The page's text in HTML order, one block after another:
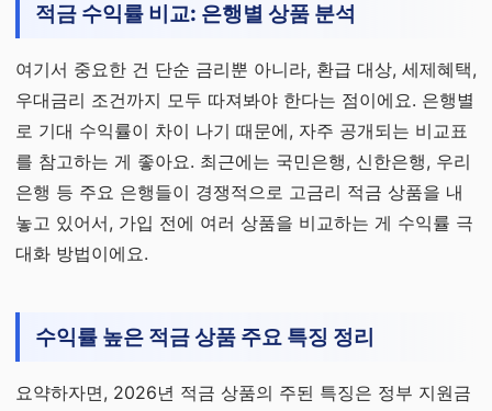
적금 수익률 비교: 은행별 상품 분석
여기서 중요한 건 단순 금리뿐 아니라, 환급 대상, 세제혜택,
우대금리 조건까지 모두 따져봐야 한다는 점이에요. 은행별
로 기대 수익률이 차이 나기 때문에, 자주 공개되는 비교표
를 참고하는 게 좋아요. 최근에는 국민은행, 신한은행, 우리
은행 등 주요 은행들이 경쟁적으로 고금리 적금 상품을 내
놓고 있어서, 가입 전에 여러 상품을 비교하는 게 수익률 극
대화 방법이에요.
수익률 높은 적금 상품 주요 특징 정리
요약하자면, 2026년 적금 상품의 주된 특징은 정부 지원금